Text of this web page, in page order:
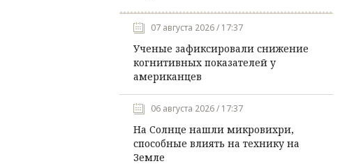
07 августа 2026 / 17:37
Ученые зафиксировали снижение
когнитивных показателей у
американцев
06 августа 2026 / 17:37
На Солнце нашли микровихри,
способные влиять на технику на
Земле